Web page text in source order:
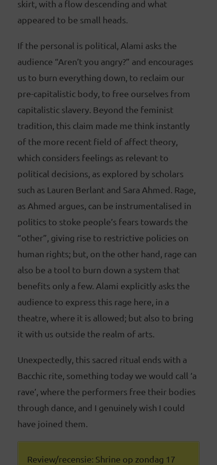
skirt, with a flow descending and what
appeared to be small heads.
If the personal is political, Alami asks the
audience “Aren’t you angry?” and encourages
us to burn everything down, to reclaim our
pre-capitalistic body, to free ourselves from
capitalistic slavery. Beyond the feminist
tradition, this claim made me think instantly
of the more recent field of affect theory,
which considers feelings as relevant to
political decisions, as explored by scholars
such as Lauren Berlant and Sara Ahmed. Rage,
as Ahmed argues, can be instrumentalised in
politics to stoke people’s fears towards the
“other”, giving rise to restrictive policies on
human rights; but, on the other hand, rage can
also be a tool to burn down a system that
benefits only a few. Alami explicitly asks the
audience to express this rage here, in a
theatre, where it is allowed; but also to bring
it with us outside the realm of arts.
Unexpectedly, this sacred ritual ends with a
Bacchic rite, something today we would call ‘a
rave’, where the performers free their bodies
through dance, and I genuinely wish I could
have joined them.
Review/recensie: Shrine op zondag 17